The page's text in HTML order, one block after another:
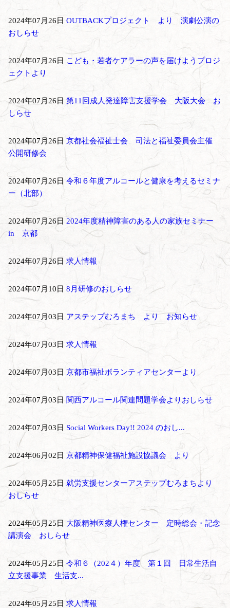
2024年07月26日 OUTBACKプロジェクト より 演劇公演の
おしらせ
2024年07月26日 こども・若者ケアラーの声を届けようプロジ
ェクトより
2024年07月26日 第11回成人発達障害支援学会 大阪大会 お
しらせ
2024年07月26日 京都社会福祉士会 司法と福祉委員会主催
公開研修会
2024年07月26日 令和６年度アルコールと健康を考えるセミナ
ー（北部）
2024年07月26日 2024年度精神障害のある人の家族セミナー
in 京都
2024年07月26日 求人情報
2024年07月10日 8月研修のおしらせ
2024年07月03日 アステップむろまち より お知らせ
2024年07月03日 求人情報
2024年07月03日 京都市福祉ボランティアセンターより
2024年07月03日 関西アルコール関連問題学会よりおしらせ
2024年07月03日 Social Workers Day!! 2024 のおし...
2024年06月02日 京都精神保健福祉施設協議会 より
2024年05月25日 就労支援センターアステップむろまちより
おしらせ
2024年05月25日 大阪精神医療人権センター 定時総会・記念
講演会 おしらせ
2024年05月25日 令和６（202４）年度 第１回 日常生活自
立支援事業 生活支...
2024年05月25日 求人情報